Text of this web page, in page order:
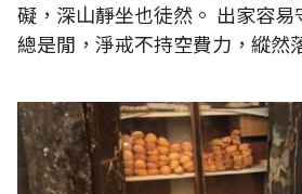
礙，深山靜坐也徒然。 出家容
總是閒，淨戒不持空費力，縱然
尼泊尔,加德满都